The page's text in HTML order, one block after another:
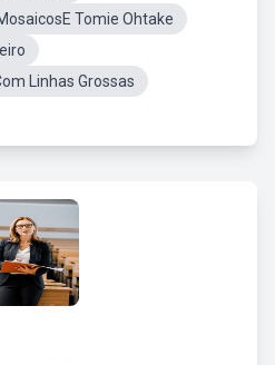
Tomie Ohtake
Linhas Grossas